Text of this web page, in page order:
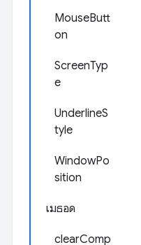
MouseButt
on
ScreenTyp
e
UnderlineS
tyle
WindowPo
sition
เมธอด
clearComp